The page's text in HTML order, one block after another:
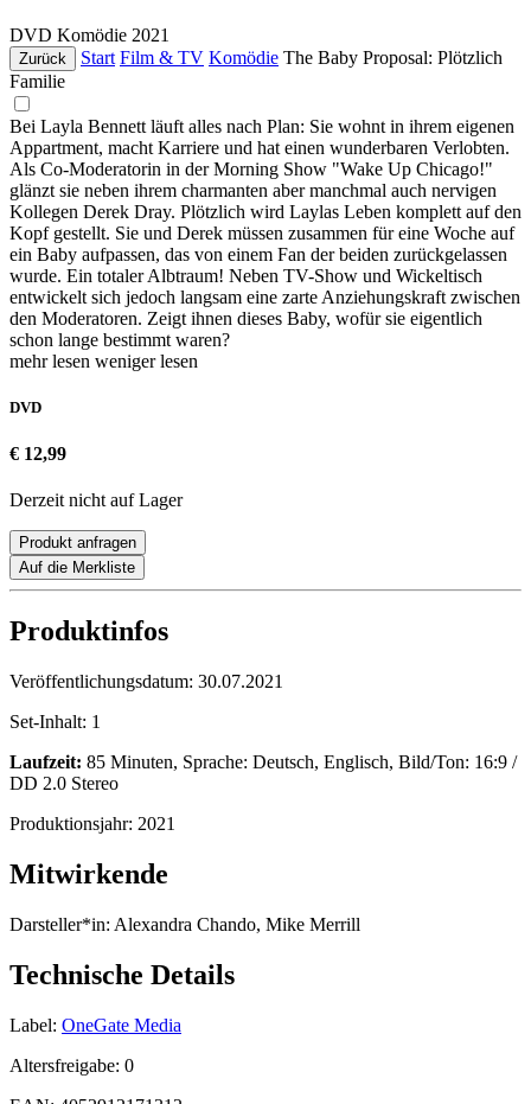
DVD Komödie 2021
Zurück Start Film & TV Komödie The Baby Proposal: Plötzlich
Familie
Bei Layla Bennett läuft alles nach Plan: Sie wohnt in ihrem eigenen
Appartment, macht Karriere und hat einen wunderbaren Verlobten.
Als Co-Moderatorin in der Morning Show "Wake Up Chicago!"
glänzt sie neben ihrem charmanten aber manchmal auch nervigen
Kollegen Derek Dray. Plötzlich wird Laylas Leben komplett auf den
Kopf gestellt. Sie und Derek müssen zusammen für eine Woche auf
ein Baby aufpassen, das von einem Fan der beiden zurückgelassen
wurde. Ein totaler Albtraum! Neben TV-Show und Wickeltisch
entwickelt sich jedoch langsam eine zarte Anziehungskraft zwischen
den Moderatoren. Zeigt ihnen dieses Baby, wofür sie eigentlich
schon lange bestimmt waren?
mehr lesen weniger lesen
DVD
€ 12,99
Derzeit nicht auf Lager
Produkt anfragen
Auf die Merkliste
Produktinfos
Veröffentlichungsdatum: 30.07.2021
Set-Inhalt: 1
Laufzeit: 85 Minuten, Sprache: Deutsch, Englisch, Bild/Ton: 16:9 /
DD 2.0 Stereo
Produktionsjahr: 2021
Mitwirkende
Darsteller*in: Alexandra Chando, Mike Merrill
Technische Details
Label: OneGate Media
Altersfreigabe: 0